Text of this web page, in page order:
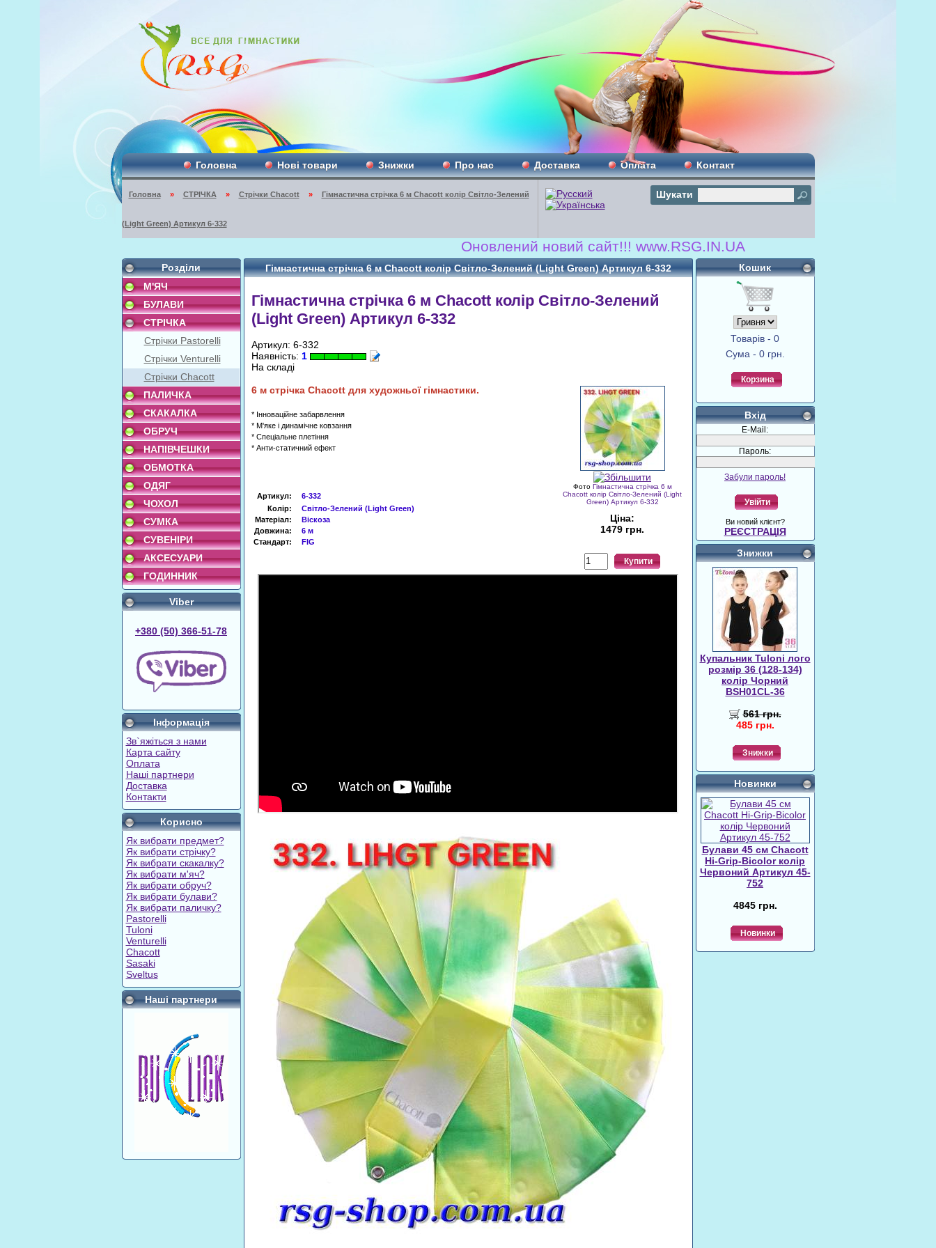
Головна Нові товари Знижки Про нас Доставка Оплата Контакт
Головна » СТРІЧКА » Стрічки Chacott » Гімнастична стрічка 6 м Chacott колір Світло-Зелений
(Light Green) Артикул 6-332
Шукати
Оновлений новий сайт!!! www.RSG.IN.UA
Розділи
М'ЯЧ
БУЛАВИ
СТРІЧКА
Стрічки Pastorelli
Стрічки Venturelli
Стрічки Chacott
ПАЛИЧКА
СКАКАЛКА
ОБРУЧ
НАПІВЧЕШКИ
ОБМОТКА
ОДЯГ
ЧОХОЛ
СУМКА
СУВЕНІРИ
АКСЕСУАРИ
ГОДИННИК
Viber
+380 (50) 366-51-78
Інформація
Зв`яжіться з нами
Карта сайту
Оплата
Наші партнери
Доставка
Контакти
Корисно
Як вибрати предмет?
Як вибрати стрічку?
Як вибрати скакалку?
Як вибрати м'яч?
Як вибрати обруч?
Як вибрати булави?
Як вибрати паличку?
Pastorelli
Tuloni
Venturelli
Chacott
Sasaki
Sveltus
Наші партнери
Гімнастична стрічка 6 м Chacott колір Світло-Зелений (Light Green) Артикул 6-332
Гімнастична стрічка 6 м Chacott колір Світло-Зелений
(Light Green) Артикул 6-332
Артикул: 6-332
Наявність: 1
На складі
Фото Гімнастична стрічка 6 м
Chacott колір Світло-Зелений (Light
Green) Артикул 6-332
Ціна:
1479 грн.
Купити
6 м стрічка Chacottдля художньої гімнастики.
* Інноваційне забарвлення
* М'яке і динамічне ковзання
* Спеціальне плетіння
* Анти-статичний ефект
Артикул:
6-332
Колір:
Світло-Зелений (Light Green)
Матеріал:
Віскоза
Довжина:
6 м
Стандарт:
FIG
Кошик
Товарів - 0
Сума - 0 грн.
Корзина
Вхід
E-Mail:
Пароль:
Забули пароль!
Увійти
Ви новий клієнт?
РЕЄСТРАЦІЯ
Знижки
Купальник Tuloni лого
розмір 36 (128-134)
колір Чорний
BSH01CL-36
561 грн.
485 грн.
Знижки
Новинки
Булави 45 cм Chacott
Hi-Grip-Bicolor колір
Червоний Артикул 45-
752
4845 грн.
Новинки